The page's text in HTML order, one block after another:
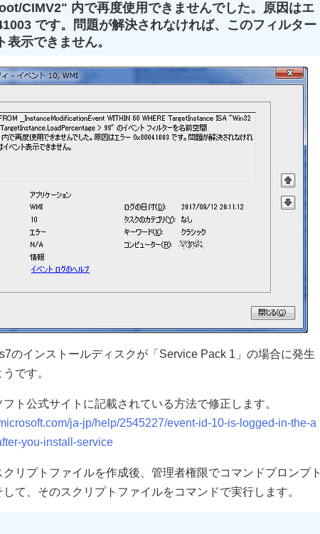
CIMV2" 内で再度使用できませんでした。原因はエ
です。問題が解決されなければ、このフィルター
表示できません。
のインストールディスクが「Service Pack 1」の場合に発生
です。
ト公式サイトに記載されている方法で修正します。
ja-jp/help/2545227/event-id-10-is-logged-in-the-a
you-install-service
リプトファイルを作成後、管理者権限でコマンドプロンプト
て、そのスクリプトファイルをコマンドで実行します。